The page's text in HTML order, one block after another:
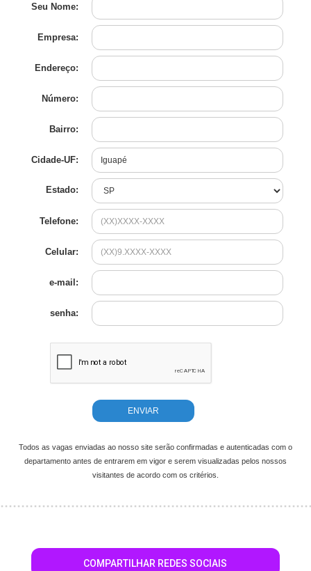
Seu Nome:
Empresa:
Endereço:
Número:
Bairro:
Cidade-UF:
Estado:
Telefone:
Celular:
e-mail:
senha:
Todos as vagas enviadas ao nosso site serão confirmadas e autenticadas com o
departamento antes de entrarem em vigor e serem visualizadas pelos nossos
visitantes de acordo com os critérios.
COMPARTILHAR REDES SOCIAIS